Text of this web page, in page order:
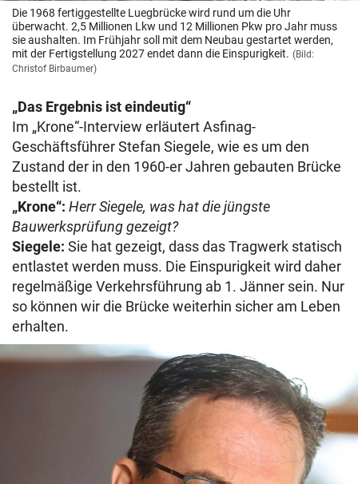
Die 1968 fertiggestellte Luegbrücke wird rund um die Uhr
überwacht. 2,5 Millionen Lkw und 12 Millionen Pkw pro Jahr muss
sie aushalten. Im Frühjahr soll mit dem Neubau gestartet werden,
mit der Fertigstellung 2027 endet dann die Einspurigkeit. (Bild:
Christof Birbaumer)
„Das Ergebnis ist eindeutig“
Im „Krone“-Interview erläutert Asfinag-
Geschäftsführer Stefan Siegele, wie es um den
Zustand der in den 1960-er Jahren gebauten Brücke
bestellt ist.
„Krone“: Herr Siegele, was hat die jüngste
Bauwerksprüfung gezeigt?
Siegele: Sie hat gezeigt, dass das Tragwerk statisch
entlastet werden muss. Die Einspurigkeit wird daher
regelmäßige Verkehrsführung ab 1. Jänner sein. Nur
so können wir die Brücke weiterhin sicher am Leben
erhalten.